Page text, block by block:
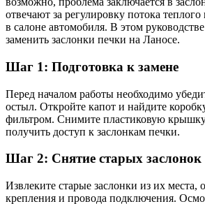
отвечают за регулировку потока
в салоне автомобиля. В этом
заменить заслонки печки на Ланосе.
Шаг 1: Подготовка к замене
Перед началом работы необходимо
остыл. Откройте капот и найдите
фильтром. Снимите пластиковую
получить доступ к заслонкам печки.
Шаг 2: Снятие старых заслонок
Извлеките старые заслонки из их места,
крепления и провода подключения.